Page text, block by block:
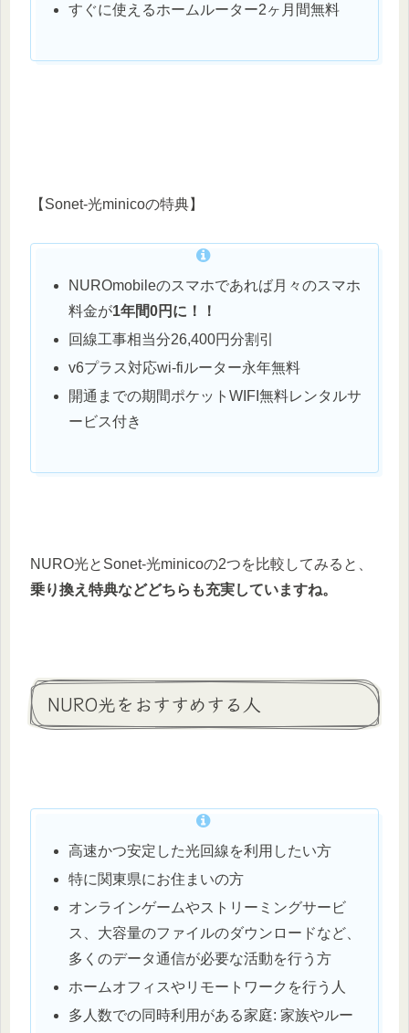
すぐに使えるホームルーター2ヶ月間無料
【Sonet-光minicoの特典】
NUROmobileのスマホであれば月々のスマホ
料金が1年間0円に！！
回線工事相当分26,400円分割引
v6プラス対応wi-fiルーター永年無料
開通までの期間ポケットWIFI無料レンタルサ
ービス付き
NURO光とSonet-光minicoの2つを比較してみると、
乗り換え特典などどちらも充実していますね。
NURO光をおすすめする人
高速かつ安定した光回線を利用したい方
特に関東県にお住まいの方
オンラインゲームやストリーミングサービ
ス、大容量のファイルのダウンロードなど、
多くのデータ通信が必要な活動を行う方
ホームオフィスやリモートワークを行う人
多人数での同時利用がある家庭: 家族やルー